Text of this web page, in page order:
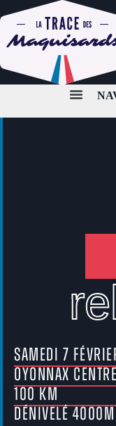
LIEU DE
Samedi 7
oyonnax centre
100 km
Dénivelé